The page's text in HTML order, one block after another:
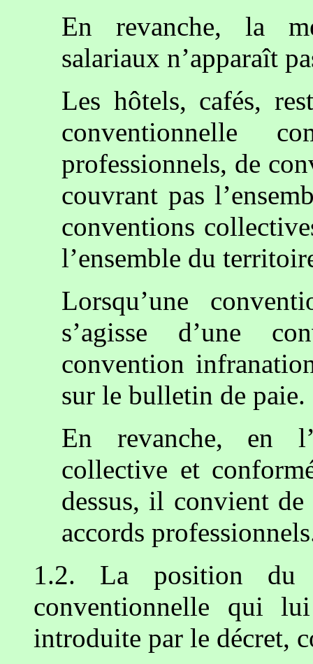
En revanche, la
salariaux n’apparaît
Les hôtels, cafés,
conventionnelle
professionnels, de
couvrant pas
conventions
l’ensemble du
Lorsqu’une
s’agisse d’une
convention
sur le bulletin de paie.
En revanche, en
collective et
dessus, il convient
accords
1.2. La position du
conventionnelle qui
introduite par le décret,